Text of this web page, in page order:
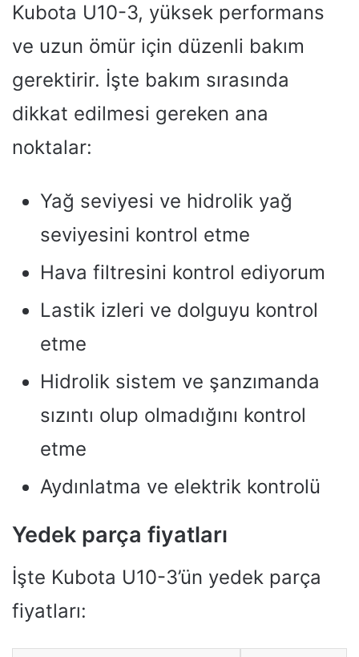
Kubota U10-3, yüksek performans
ve uzun ömür için düzenli bakım
gerektirir. İşte bakım sırasında
dikkat edilmesi gereken ana
noktalar:
Yağ seviyesi ve hidrolik yağ
seviyesini kontrol etme
Hava filtresini kontrol ediyorum
Lastik izleri ve dolguyu kontrol
etme
Hidrolik sistem ve şanzımanda
sızıntı olup olmadığını kontrol
etme
Aydınlatma ve elektrik kontrolü
Yedek parça fiyatları
İşte Kubota U10-3’ün yedek parça
fiyatları: